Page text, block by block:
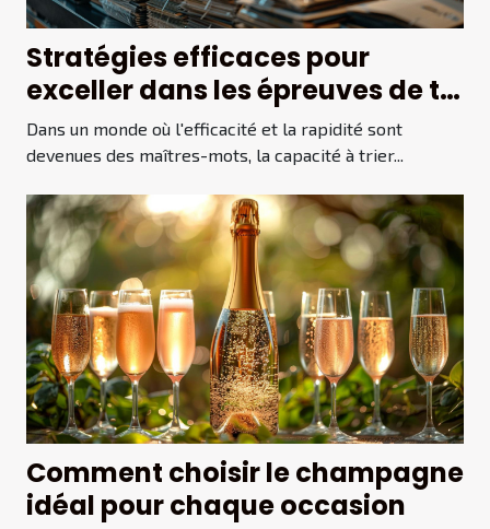
Stratégies efficaces pour
exceller dans les épreuves de tri
de courrier
Dans un monde où l'efficacité et la rapidité sont
devenues des maîtres-mots, la capacité à trier...
Comment choisir le champagne
idéal pour chaque occasion